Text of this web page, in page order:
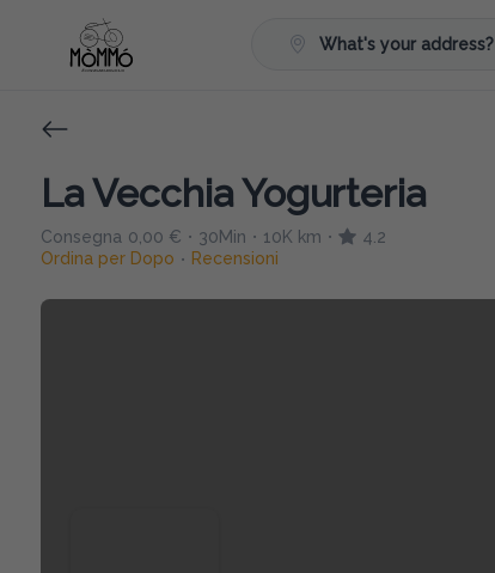
What's your address?
La Vecchia Yogurteria
Consegna 0,00 € • 30Min • 10K km •
4.2
Ordina per Dopo • Recensioni